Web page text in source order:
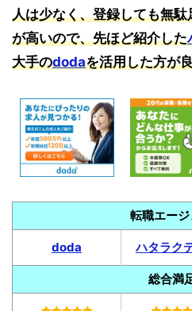
人は少なく、登録しても無
が高いので、先ほど紹介した
大手のdodaを活用した方が
転職エージ
doda ハタラク
総合満